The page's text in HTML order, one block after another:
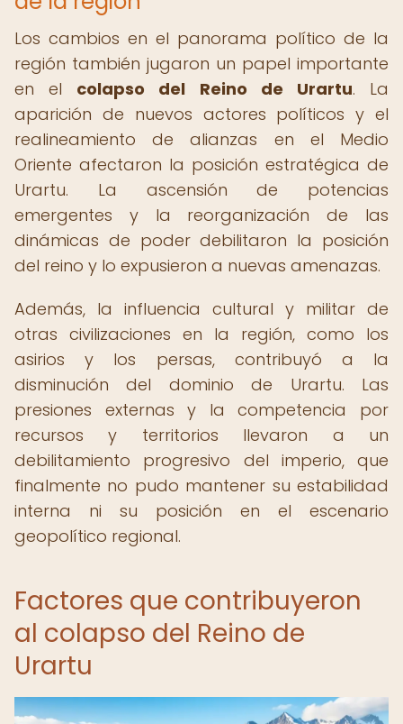
Los cambios en el panorama político de la
región también jugaron un papel importante
en el colapso del Reino de Urartu. La
aparición de nuevos actores políticos y el
realineamiento de alianzas en el Medio
Oriente afectaron la posición estratégica de
Urartu. La ascensión de potencias
emergentes y la reorganización de las
dinámicas de poder debilitaron la posición
del reino y lo expusieron a nuevas amenazas.
Además, la influencia cultural y militar de
otras civilizaciones en la región, como los
asirios y los persas, contribuyó a la
disminución del dominio de Urartu. Las
presiones externas y la competencia por
recursos y territorios llevaron a un
debilitamiento progresivo del imperio, que
finalmente no pudo mantener su estabilidad
interna ni su posición en el escenario
geopolítico regional.
Factores que contribuyeron
al colapso del Reino de
Urartu